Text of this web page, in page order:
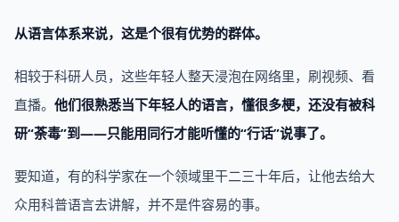
从语言体系来说，这是个很有优势的群体。
相较于科研人员，这些年轻人整天浸泡在网络里，刷视频、看
直播。 他们很熟悉当下年轻人的语言，懂很多梗，还没有被科
研“荼毒”到——只能用同行才能听懂的“行话”说事了。
要知道，有的科学家在一个领域里干二三十年后，让他去给大
众用科普语言去讲解，并不是件容易的事。